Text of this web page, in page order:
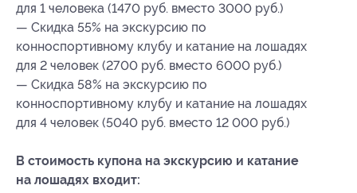
для 1 человека (1470 руб. вместо 3000 руб.)
— Скидка 55% на экскурсию по
конноспортивному клубу и катание на лошадях
для 2 человек (2700 руб. вместо 6000 руб.)
— Скидка 58% на экскурсию по
конноспортивному клубу и катание на лошадях
для 4 человек (5040 руб. вместо 12 000 руб.)
В стоимость купона на экскурсию и катание
на лошадях входит: